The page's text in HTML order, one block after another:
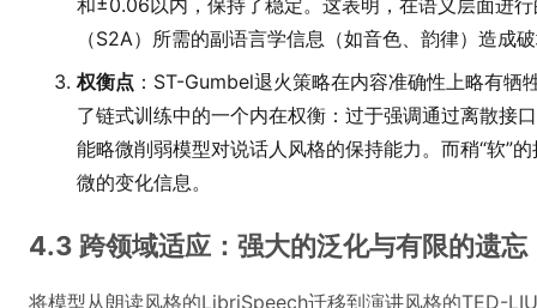
和±0.06以内，保持了稳定。这表明，在语义层面进
（S2A）所需的副语言学信息（如音色、韵律）造成
权衡点 ：ST-Gumbel退火策略在内容准确性上略有
了链式训练中的一个内在权衡：过于强调通过离散接
能略微削弱模型对说话人风格的保持能力。而稍“软”
微的变化信息。
4.3 跨领域适应：强大的泛化与有限的遗忘
将模型从朗读风格的LibriSpeech迁移到演讲风格的TED-